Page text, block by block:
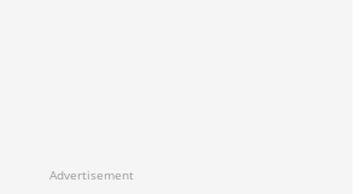
Advertisement